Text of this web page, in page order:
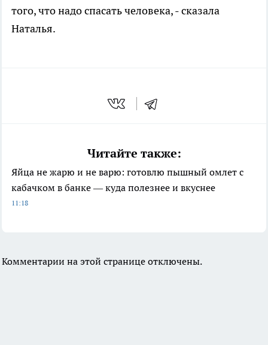
того, что надо спасать человека, - сказала
Наталья.
Читайте также:
Яйца не жарю и не варю: готовлю пышный омлет с
кабачком в банке — куда полезнее и вкуснее
11:18
Комментарии на этой странице отключены.